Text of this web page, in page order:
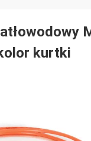
kurtki